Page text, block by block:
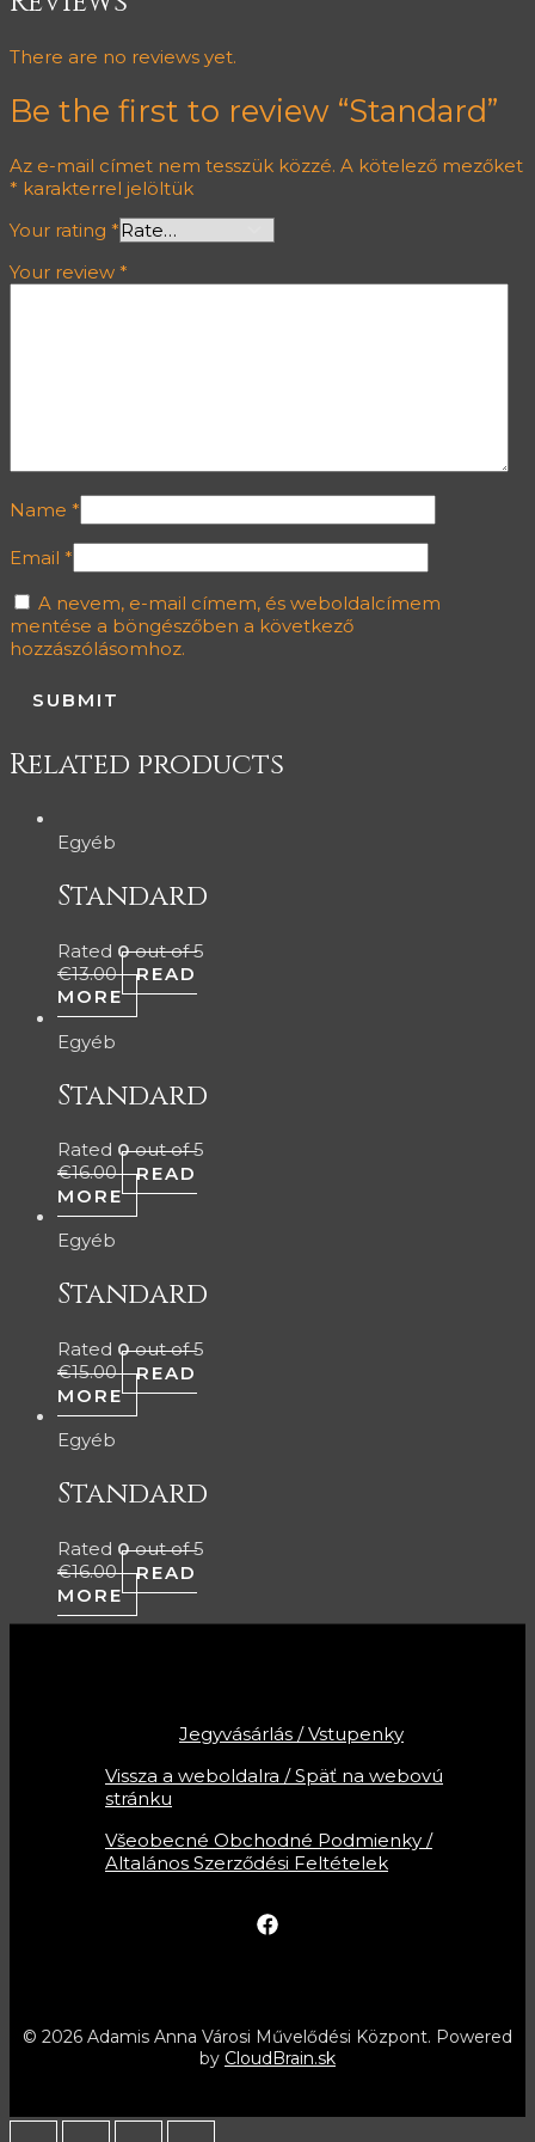
There are no reviews yet.
Be the first to review “Standard”
Az e-mail címet nem tesszük közzé. A kötelező mezőket
* karakterrel jelöltük
Your rating *
Your review *
Name *
Email *
A nevem, e-mail címem, és weboldalcímem
mentése a böngészőben a következő
hozzászólásomhoz.
Related products
Egyéb
Standard
Rated 0out of 5
€13.00
READ
MORE
Egyéb
Standard
Rated 0out of 5
€16.00
READ
MORE
Egyéb
Standard
Rated 0out of 5
€15.00
READ
MORE
Egyéb
Standard
Rated 0out of 5
€16.00
READ
MORE
Jegyvásárlás / Vstupenky
Vissza a weboldalra / Späť na webovú
stránku
Všeobecné Obchodné Podmienky /
Altalános Szerződési Feltételek
© 2026 Adamis Anna Városi Művelődési Központ. Powered
by CloudBrain.sk